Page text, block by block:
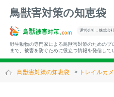
鳥獣害対策の知恵袋
運営会社：株式会
野生動物の専門家による鳥獣害対策のための
まで、被害を防ぐために役立つ情報を発信して
▼キーワードから記事を探す
鳥獣害対策の知恵袋 トレイルカ